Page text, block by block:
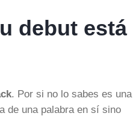
debut está
. Por si no lo sabes es una
de una palabra en sí sino